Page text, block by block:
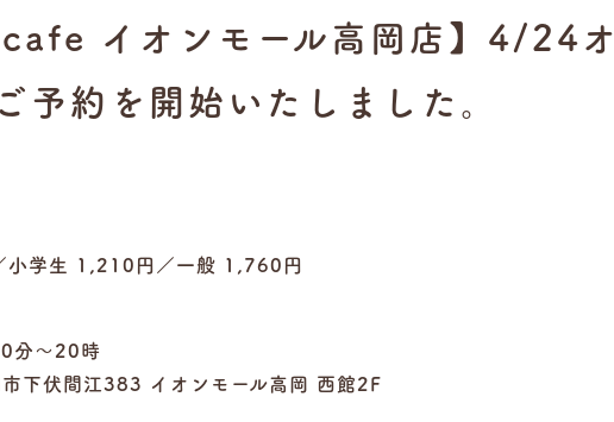
イオンモール高岡店】4/24オ
予約を開始いたしました。
小学生 1,210円／一般 1,760円
分～20時
下伏間江383 イオンモール高岡 西館2F